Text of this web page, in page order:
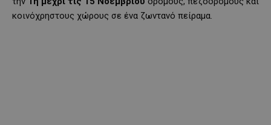
κοινόχρηστους χώρους σε ένα ζωντανό πείραμα.